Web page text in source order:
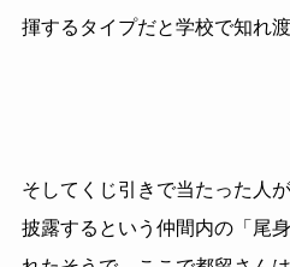
揮するタイプだと学校で知れ
そしてくじ引きで当たった人
披露するという仲間内の「尾